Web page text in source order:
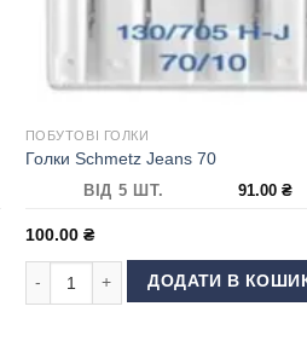
ПОБУТОВІ ГОЛКИ
Голки Schmetz Jeans 70
ВІД 5 ШТ. 91.00₴
100.00 ₴
Голки Schmetz Jeans 70 кількість
ДОДАТИ В